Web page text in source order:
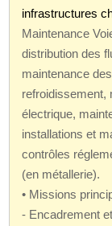
infrastructures
Maintenance
distribution des
maintenance
refroidissement,
électrique,
installations et
contrôles
(en métallerie).
• Missions
- Encadrement